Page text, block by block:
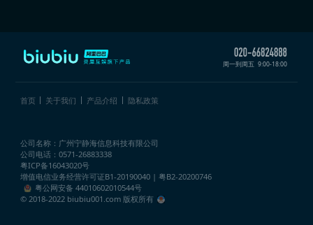
周一到周五 9:00-18:00
首页 关于我们 产品介绍 隐私政策
公司名称：广州宁静海信息科技有限公司
公司电话：0571-26883338
粤ICP备16043020号
增值电信业务经营许可证B1-20190040 | 粤B2-20200746
粤公网安备 44010602010544号
© 2018-2022 biubiu001.com 版权所有